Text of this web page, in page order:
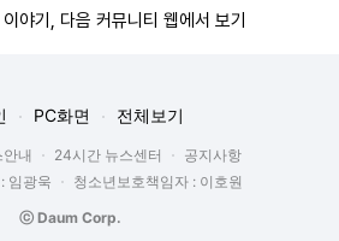
야기, 다음 커뮤니티 웹에서 보기
PC화면 전체보기
내 24시간 뉴스센터
공지사항
임광욱
청소년보호책임자 : 이호원
ⓒ Daum Corp.